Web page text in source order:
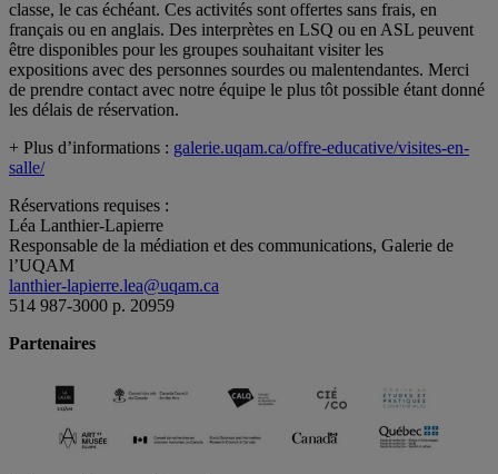
classe, le cas échéant. Ces activités sont offertes sans frais, en
français ou en anglais. Des interprètes en LSQ ou en ASL peuvent
être disponibles pour les groupes souhaitant visiter les
expositions avec des personnes sourdes ou malentendantes. Merci
de prendre contact avec notre équipe le plus tôt possible étant donné
les délais de réservation.
+ Plus d’informations : galerie.uqam.ca/offre-educative/visites-en-
salle/
Réservations requises :
Léa Lanthier-Lapierre
Responsable de la médiation et des communications, Galerie de
l’UQAM
lanthier-lapierre.lea@uqam.ca
514 987-3000 p. 20959
Partenaires